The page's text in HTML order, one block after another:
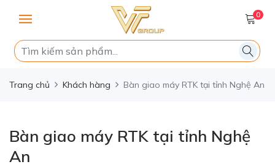
0
Trang chủ Khách hàng Bàn giao máy RTK tại tỉnh Nghệ An
Bàn giao máy RTK tại tỉnh Nghệ
An